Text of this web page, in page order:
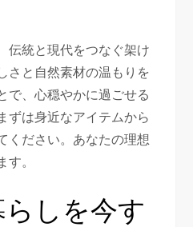
伝統と現代をつなぐ架け
さと自然素材の温もりを
で、心穏やかに過ごせる
ずは身近なアイテムから
ください。あなたの理想
。
しを今す